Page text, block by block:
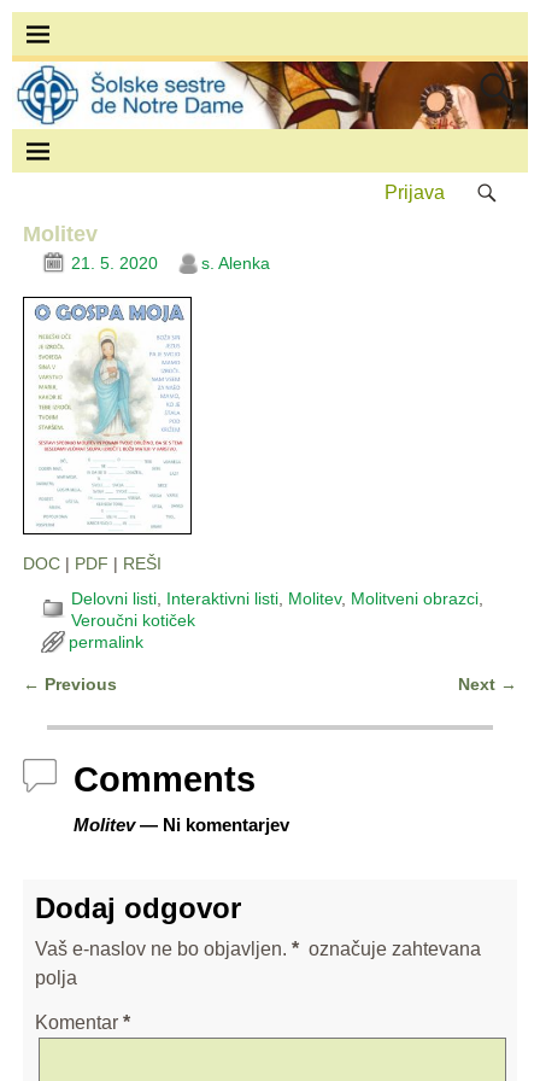
Prijava
Molitev
21. 5. 2020 s. Alenka
DOC| PDF | REŠI
Delovni listi, Interaktivni listi, Molitev, Molitveni obrazci,
Veroučni kotiček
permalink
← Previous Next →
Comments
Molitev— Ni komentarjev
Dodaj odgovor
Vaš e-naslov ne bo objavljen. * označuje zahtevana
polja
Komentar *